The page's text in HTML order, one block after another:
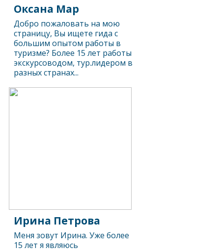
Оксана Мар
Добро пожаловать на мою
страницу, Вы ищете гида с
большим опытом работы в
туризме? Более 15 лет работы
экскурсоводом, тур.лидером в
разных странах...
Ирина Петрова
Меня зовут Ирина. Уже более
15 лет я являюсь